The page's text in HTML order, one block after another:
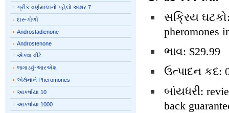
સક્રિય ઘટકો:
pheromones
ભાવ: $29.99
ઉત્પાદન કદ:
બાંયધરી:
back
ગ્રીક વર્ણમાલાનો પહેલો અક્ષર 7
દારૂગોળો
Androstadienone
Androstenone
એક્વા વીટે
જગાડવું-આરએક્ષ
એથેનાને Pheromones
આકર્ષાયા 10
આકર્ષાયા 1000